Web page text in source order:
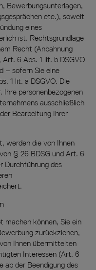
Bewerbungsunterlagen,
etc.), soweit
eines
ist. Rechtsgrundlage
Recht (Anbahnung
6 Abs. 1 lit. b DSGVO
– sofern Sie eine
1 lit. a DSGVO. Die
Ihre personenbezogenen
ausschließlich
Bearbeitung Ihrer
werden die von Ihnen
§ 26 BDSG und Art. 6
Durchführung des
machen können, Sie ein
zurückziehen,
Ihnen übermittelten
Interessen (Art. 6
ab der Beendigung des